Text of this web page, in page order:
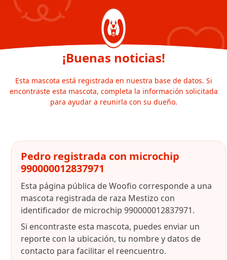
¡Buenas noticias!
Esta mascota está registrada en nuestra base de datos. Si
encontraste esta mascota, completa la información solicitada
para ayudar a reunirla con su dueño.
Pedro registrada con microchip
990000012837971
Esta página pública de Woofio corresponde a una
mascota registrada de raza Mestizo con
identificador de microchip 990000012837971.
Si encontraste esta mascota, puedes enviar un
reporte con la ubicación, tu nombre y datos de
contacto para facilitar el reencuentro.